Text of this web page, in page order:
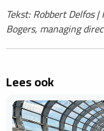
Tekst: Robbert Delfos
Bogers, managing
Lees ook